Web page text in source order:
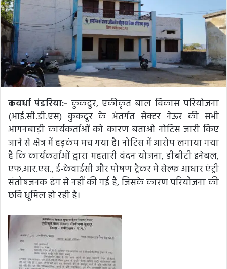
कवर्धा पंडरिया:- कुकदुर, एकीकृत बाल विकास परियोजना
(आई.सी.डी.एस) कुकदूर के अंतर्गत सेक्टर नेऊर की सभी
आंगनबाड़ी कार्यकर्ताओं को कारण बताओ नोटिस जारी किए
जाने से क्षेत्र में हड़कंप मच गया है। नोटिस में आरोप लगाया गया
है कि कार्यकर्ताओं द्वारा महतारी वंदन योजना, डीबीटी इनेबल,
एफ.आर.एस., ई-केवाईसी और पोषण ट्रैकर में सेल्फ आधार एंट्री
संतोषजनक ढंग से नहीं की गई है, जिसके कारण परियोजना की
छवि धूमिल हो रही है।